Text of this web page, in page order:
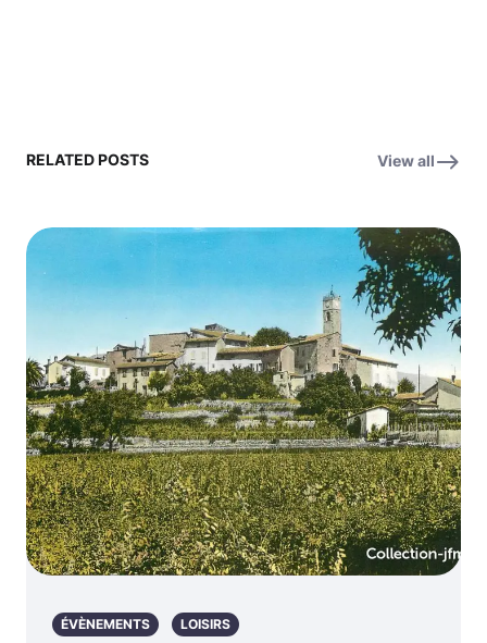
RELATED POSTS View all
ÉVÈNEMENTS LOISIRS